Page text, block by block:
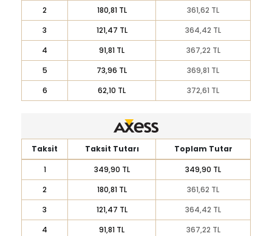
2
180,81 TL
361,62 TL
3
121,47 TL
364,42 TL
4
91,81 TL
367,22 TL
5
73,96 TL
369,81 TL
6
62,10 TL 372,61 TL
Taksit Taksit Tutarı
Toplam Tutar
1
349,90 TL
349,90 TL
2
180,81 TL
361,62 TL
3
121,47 TL
364,42 TL
4
91,81 TL
367,22 TL